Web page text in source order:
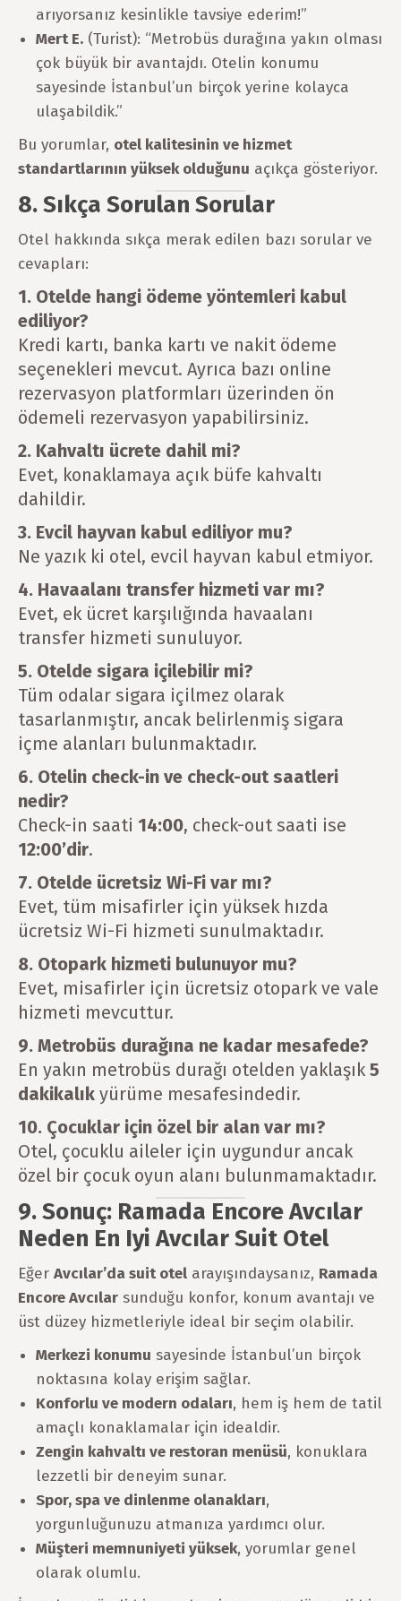
arıyorsanız kesinlikle tavsiye ederim!”
Mert E. (Turist): “Metrobüs durağına yakın olması
çok büyük bir avantajdı. Otelin konumu
sayesinde İstanbul’un birçok yerine kolayca
ulaşabildik.”
Bu yorumlar, otel kalitesinin ve hizmet
standartlarının yüksek olduğunu açıkça gösteriyor.
8. Sıkça Sorulan Sorular
Otel hakkında sıkça merak edilen bazı sorular ve
cevapları:
1. Otelde hangi ödeme yöntemleri kabul
ediliyor?
Kredi kartı, banka kartı ve nakit ödeme
seçenekleri mevcut. Ayrıca bazı online
rezervasyon platformları üzerinden ön
ödemeli rezervasyon yapabilirsiniz.
2. Kahvaltı ücrete dahil mi?
Evet, konaklamaya açık büfe kahvaltı
dahildir.
3. Evcil hayvan kabul ediliyor mu?
Ne yazık ki otel, evcil hayvan kabul etmiyor.
4. Havaalanı transfer hizmeti var mı?
Evet, ek ücret karşılığında havaalanı
transfer hizmeti sunuluyor.
5. Otelde sigara içilebilir mi?
Tüm odalar sigara içilmez olarak
tasarlanmıştır, ancak belirlenmiş sigara
içme alanları bulunmaktadır.
6. Otelin check-in ve check-out saatleri
nedir?
Check-in saati 14:00, check-out saati ise
12:00’dir.
7. Otelde ücretsiz Wi-Fi var mı?
Evet, tüm misafirler için yüksek hızda
ücretsiz Wi-Fi hizmeti sunulmaktadır.
8. Otopark hizmeti bulunuyor mu?
Evet, misafirler için ücretsiz otopark ve vale
hizmeti mevcuttur.
9. Metrobüs durağına ne kadar mesafede?
En yakın metrobüs durağı otelden yaklaşık5
dakikalık yürüme mesafesindedir.
10. Çocuklar için özel bir alan var mı?
Otel, çocuklu aileler için uygundur ancak
özel bir çocuk oyun alanı bulunmamaktadır.
9. Sonuç: Ramada Encore Avcılar
Neden En Iyi Avcılar Suit Otel
Eğer Avcılar’da suit otel arayışındaysanız, Ramada
Encore Avcılar sunduğu konfor, konum avantajı ve
üst düzey hizmetleriyle ideal bir seçim olabilir.
Merkezi konumu sayesinde İstanbul’un birçok
noktasına kolay erişim sağlar.
Konforlu ve modern odaları, hem iş hem de tatil
amaçlı konaklamalar için idealdir.
Zengin kahvaltı ve restoran menüsü, konuklara
lezzetli bir deneyim sunar.
Spor, spa ve dinlenme olanakları,
yorgunluğunuzu atmanıza yardımcı olur.
Müşteri memnuniyeti yüksek, yorumlar genel
olarak olumlu.